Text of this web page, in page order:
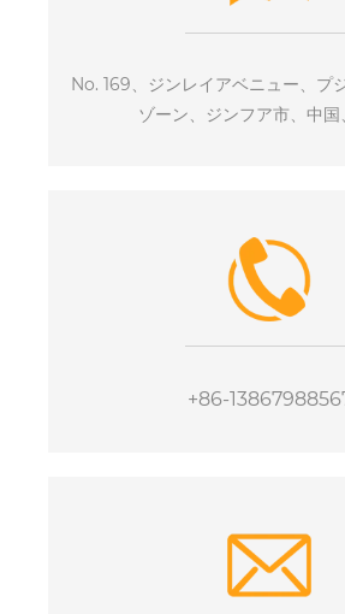
No. 169、ジンレイアベニュー、プ
ゾーン、ジンフア市、中
+86-